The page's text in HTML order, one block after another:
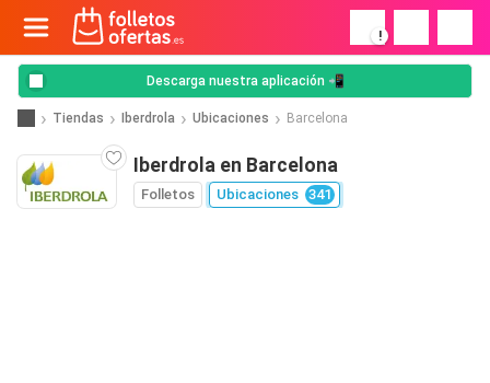
!
Descarga nuestra aplicación 📲
Tiendas Iberdrola Ubicaciones Barcelona
Iberdrola en Barcelona
Folletos Ubicaciones 341